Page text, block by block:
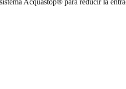
Acquastop® para reducir la